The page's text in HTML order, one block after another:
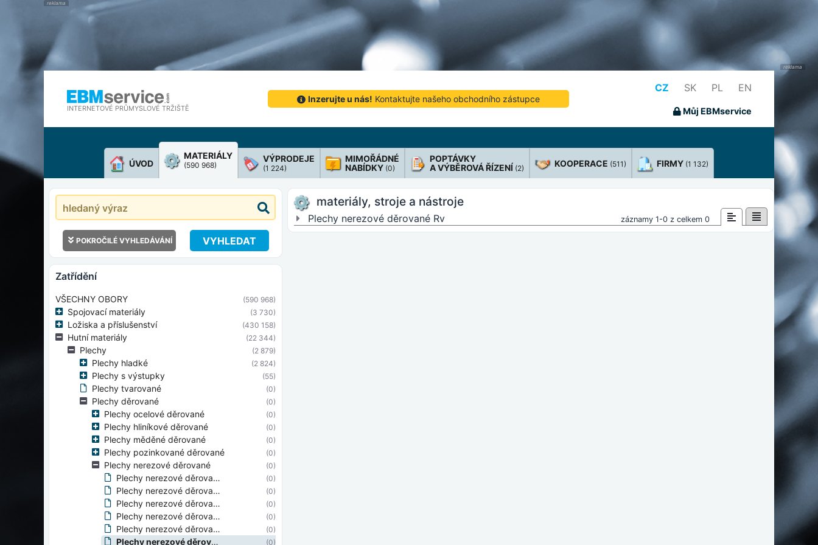
INTERNETOVÉ PRŮMYSLOVÉ TRŽIŠTĚ
Inzerujte u nás! Kontaktujte našeho obchodního zástupce
CZ SK PL EN
Můj EBMservice
ÚVOD
MATERIÁLY
(590 968)
VÝPRODEJE
(1 224)
MIMOŘÁDNÉ
NABÍDKY (0)
POPTÁVKY
A VÝBĚROVÁ ŘÍZENÍ (2) KOOPERACE (511) FIRMY (1 132)
POKROČILÉ VYHLEDÁVÁNÍ VYHLEDAT
zatřídění
VŠECHNY OBORY (590 968)
Spojovací materiály (3 730)
Ložiska a příslušenství (430 158)
Hutní materiály (22 344)
Plechy (2 879)
Plechy hladké (2 824)
Plechy s výstupky (55)
Plechy tvarované (0)
Plechy děrované (0)
Plechy ocelové děrované (0)
Plechy hliníkové děrované (0)
Plechy měděné děrované (0)
Plechy pozinkované děrované (0)
Plechy nerezové děrované (0)
Plechy nerezové děrované Lg (0)
Plechy nerezové děrované Lv (0)
Plechy nerezové děrované Qg (0)
Plechy nerezové děrované Qv (0)
Plechy nerezové děrované Rg (0)
Plechy nerezové děrované Rv (0)
materiály, stroje a nástroje
Plechy nerezové děrované Rv záznamy 1-0 z celkem 0